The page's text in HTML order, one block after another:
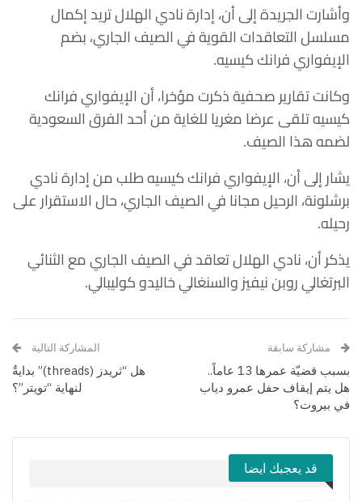
وأشارت الجريدة إلى أن، إدارة نادي الهلال تريد إكمال
مسلسل التعاقدات القوية في الصيف الجاري، بضم
الإيفواري فرانك كيسيه.
وكانت تقارير صحفية ذكرت مؤخرا، أن الإيفواري فرانك
كيسيه تلقى عرضا مغريا للغاية من أحد الفرق السعودية
لضمه هذا الصيف.
يشار إلى أن، الإيفواري فرانك كيسيه طلب من إدارة نادي
برشلونة، الرحيل مجانا في الصيف الجاري، حال الاستقرار على
رحيله.
يذكر أن، نادي الهلال تعاقد في الصيف الجاري مع الثنائي
البرتغالي روبن نيفيز والسنغالي خاليدو كوليبالي.
مشاركة سابقة
بسبب قضيّة عمرها 13 عاماً..
هل يتم إيقاف حفل عمرو دياب
في بيروت؟
المشاركة التالية
هل “ثريدز (threads)” بدايةٌ
لنهاية “تويتر”؟
قد يعجبك ايضا